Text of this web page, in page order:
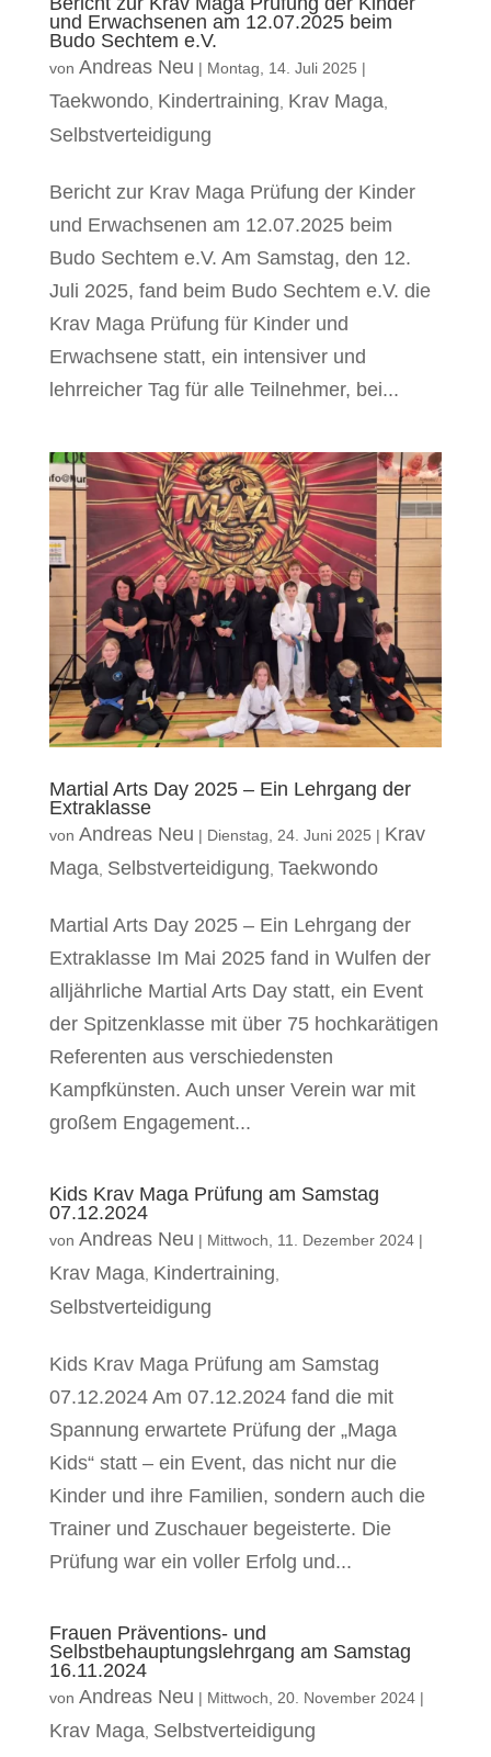
und Erwachsenen am 12.07.2025 beim
Budo Sechtem e.V.
von Andreas Neu | Montag, 14. Juli 2025 |
Taekwondo, Kindertraining Krav Maga
Selbstverteidigung
Bericht zur Krav Maga Prüfung der Kinder
und Erwachsenen am 12.07.2025 beim
Budo Sechtem e.V. Am Samstag, den 12.
Juli 2025, fand beim Budo Sechtem e.V. die
Krav Maga Prüfung für Kinder und
Erwachsene statt, ein intensiver und
lehrreicher Tag für alle Teilnehmer, bei...
Martial Arts Day 2025 – Ein Lehrgang der
Extraklasse
von Andreas Neu | Dienstag, 24. Juni 2025 | Krav
Maga Selbstverteidigung Taekwondo
Martial Arts Day 2025 – Ein Lehrgang der
Extraklasse Im Mai 2025 fand in Wulfen der
alljährliche Martial Arts Day statt, ein Event
der Spitzenklasse mit über 75 hochkarätigen
Referenten aus verschiedensten
Kampfkünsten. Auch unser Verein war mit
großem Engagement...
Kids Krav Maga Prüfung am Samstag
07.12.2024
von Andreas Neu | Mittwoch, 11. Dezember 2024|
Krav Maga Kindertraining
Selbstverteidigung
Kids Krav Maga Prüfung am Samstag
07.12.2024 Am 07.12.2024 fand die mit
Spannung erwartete Prüfung der „Maga
Kids“ statt – ein Event, das nicht nur die
Kinder und ihre Familien, sondern auch die
Trainer und Zuschauer begeisterte. Die
Prüfung war ein voller Erfolg und...
Frauen Präventions- und
Selbstbehauptungslehrgang am Samstag
16.11.2024
von Andreas Neu | Mittwoch, 20. November 2024|
Krav Maga Selbstverteidigung